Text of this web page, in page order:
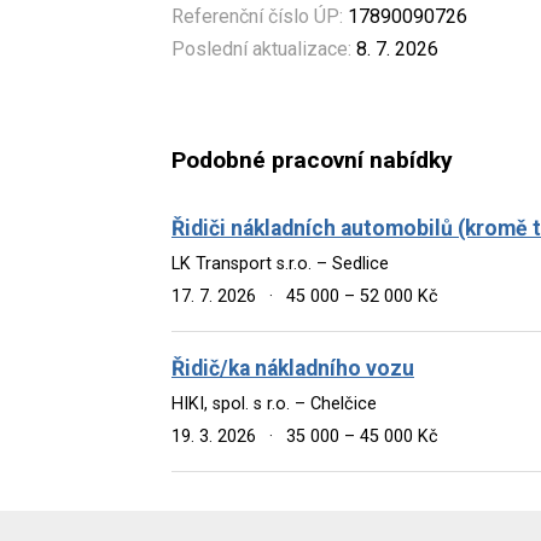
Referenční číslo ÚP: 17890090726
Poslední aktualizace: 8. 7. 2026
Podobné pracovní nabídky
Řidiči nákladních automobilů (kromě
LK Transport s.r.o. – Sedlice
17. 7. 2026
· 45 000 – 52 000 Kč
Řidič/ka nákladního vozu
HIKI, spol. s r.o. – Chelčice
19. 3. 2026
· 35 000 – 45 000 Kč